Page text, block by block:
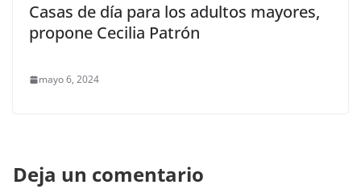
Casas de día para los adultos mayores,
propone Cecilia Patrón
mayo 6, 2024
Deja un comentario